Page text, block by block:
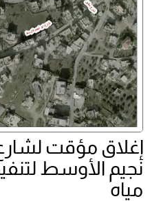
إغلاق مؤقت
نجيم الأوسط
مياه